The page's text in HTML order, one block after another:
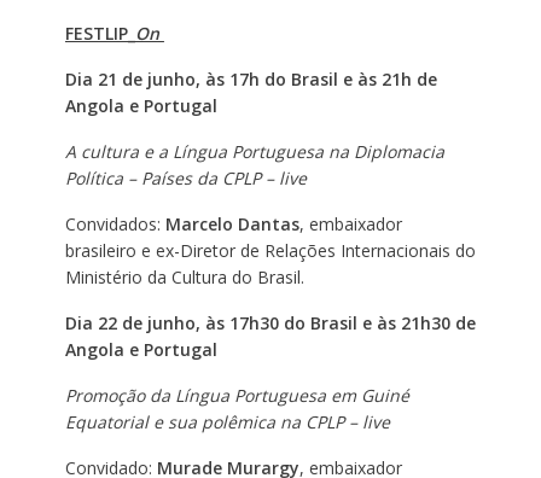
FESTLIP_ On
Dia 21 de junho, às 17h do Brasil e às 21h de
Angola e Portugal
A cultura e a Língua Portuguesa na Diplomacia
Política – Países da CPLP – live
Convidados: Marcelo Dantas, embaixador
brasileiro e ex-Diretor de Relações Internacionais do
Ministério da Cultura do Brasil.
Dia 22 de junho, às 17h30 do Brasil e às 21h30 de
Angola e Portugal
Promoção da Língua Portuguesa em Guiné
Equatorial e sua polêmica na CPLP – live
Convidado: Murade Murargy, embaixador